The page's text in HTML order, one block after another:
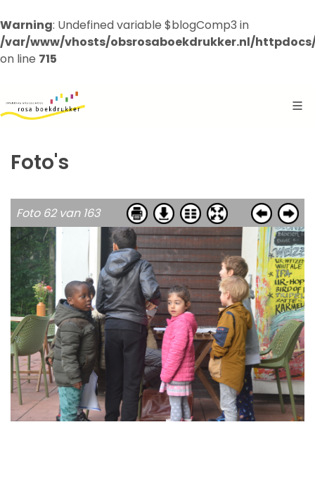
Warning: Undefined variable $blogComp3 in
/var/www/vhosts/obsrosaboekdrukker.nl/
on line 715
Foto's
Foto 62 van 163